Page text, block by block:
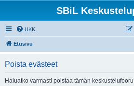
SBiL
UKK
Etusivu
Poista evästeet
Haluatko varmasti poistaa tämän